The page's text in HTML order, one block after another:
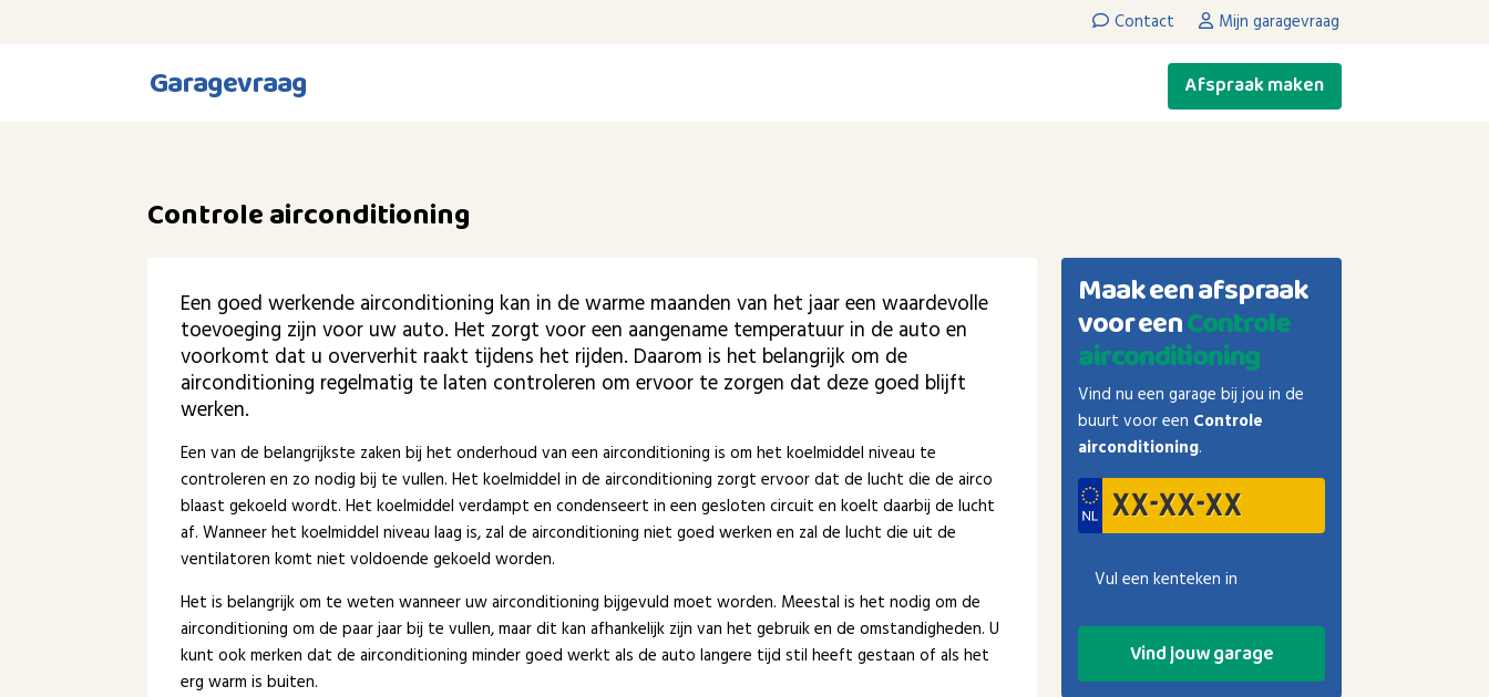
Contact Mijn garagevraag
Garagevraag Afspraak maken
Controle airconditioning
Een goed werkende airconditioning kan in de warme maanden van het jaar een waardevolle
toevoeging zijn voor uw auto. Het zorgt voor een aangename temperatuur in de auto en
voorkomt dat u oververhit raakt tijdens het rijden. Daarom is het belangrijk om de
airconditioning regelmatig te laten controleren om ervoor te zorgen dat deze goed blijft
werken.
Een van de belangrijkste zaken bij het onderhoud van een airconditioning is om het koelmiddel niveau te
controleren en zo nodig bij te vullen. Het koelmiddel in de airconditioning zorgt ervoor dat de lucht die de airco
blaast gekoeld wordt. Het koelmiddel verdampt en condenseert in een gesloten circuit en koelt daarbij de lucht
af. Wanneer het koelmiddel niveau laag is, zal de airconditioning niet goed werken en zal de lucht die uit de
ventilatoren komt niet voldoende gekoeld worden.
Het is belangrijk om te weten wanneer uw airconditioning bijgevuld moet worden. Meestal is het nodig om de
airconditioning om de paar jaar bij te vullen, maar dit kan afhankelijk zijn van het gebruik en de omstandigheden. U
kunt ook merken dat de airconditioning minder goed werkt als de auto langere tijd stil heeft gestaan of als het
erg warm is buiten.
Maak een afspraak
voor eenControle
airconditioning
Vind nu een garage bij jou in de
buurt voor een Controle
airconditioning.
Vul een kenteken in
Vind jouw garage